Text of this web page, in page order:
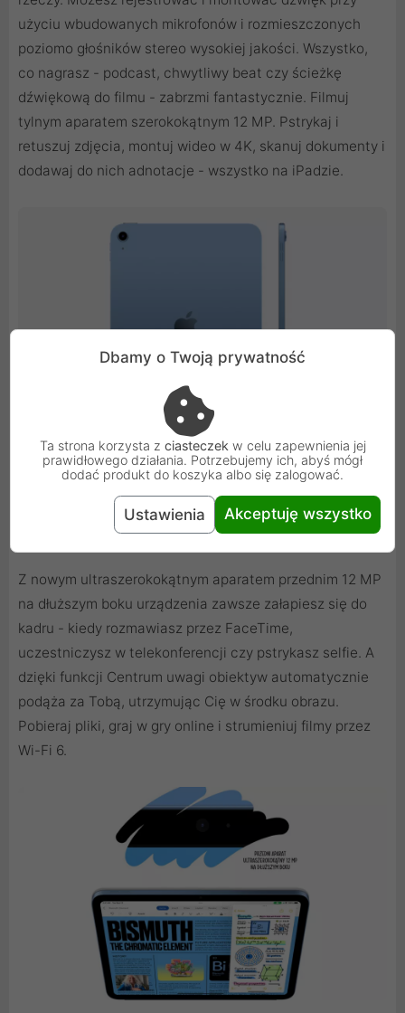
użyciu wbudowanych mikrofonów i rozmieszczonych
poziomo głośników stereo wysokiej jakości. Wszystko,
co nagrasz - podcast, chwytliwy beat czy ścieżkę
dźwiękową do filmu - zabrzmi fantastycznie. Filmuj
tylnym aparatem szerokokątnym 12 MP. Pstrykaj i
retuszuj zdjęcia, montuj wideo w 4K, skanuj dokumenty i
dodawaj do nich adnotacje - wszystko na iPadzie.
Bądź w kontakcie. I w kadrze.
Z nowym ultraszerokokątnym aparatem przednim 12 MP
na dłuższym boku urządzenia zawsze załapiesz się do
kadru - kiedy rozmawiasz przez FaceTime,
uczestniczysz w telekonferencji czy pstrykasz selfie. A
dzięki funkcji Centrum uwagi obiektyw automatycznie
podąża za Tobą, utrzymując Cię w środku obrazu.
Pobieraj pliki, graj w gry online i strumieniuj filmy przez
Wi- Fi 6.
Dbamy o Twoją prywatność
Ta strona korzysta z ciasteczek w celu zapewnienia jej
prawidłowego działania. Potrzebujemy ich, abyś mógł
dodać produkt do koszyka albo się zalogować.
Ustawienia Akceptuję wszystko